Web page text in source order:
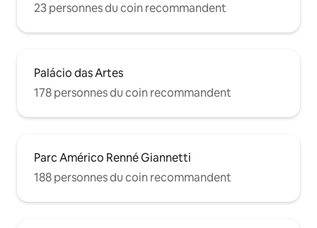
23 personnes du coin recommandent
Palácio das Artes
178 personnes du coin recommandent
Parc Américo Renné Giannetti
188 personnes du coin recommandent